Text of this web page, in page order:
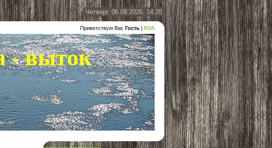
Четверг, 06.08.2026, 14:20
Приветствую Вас Гость | RSS
- выток